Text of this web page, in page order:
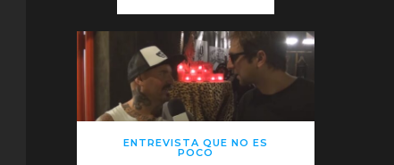
ENTREVISTA QUE NO ES
POCO